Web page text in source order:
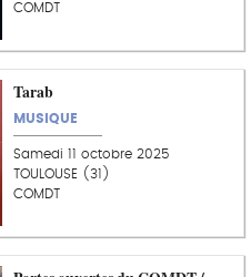
COMDT
Tarab
MUSIQUE
Samedi 11 octobre 2025
TOULOUSE (31)
COMDT